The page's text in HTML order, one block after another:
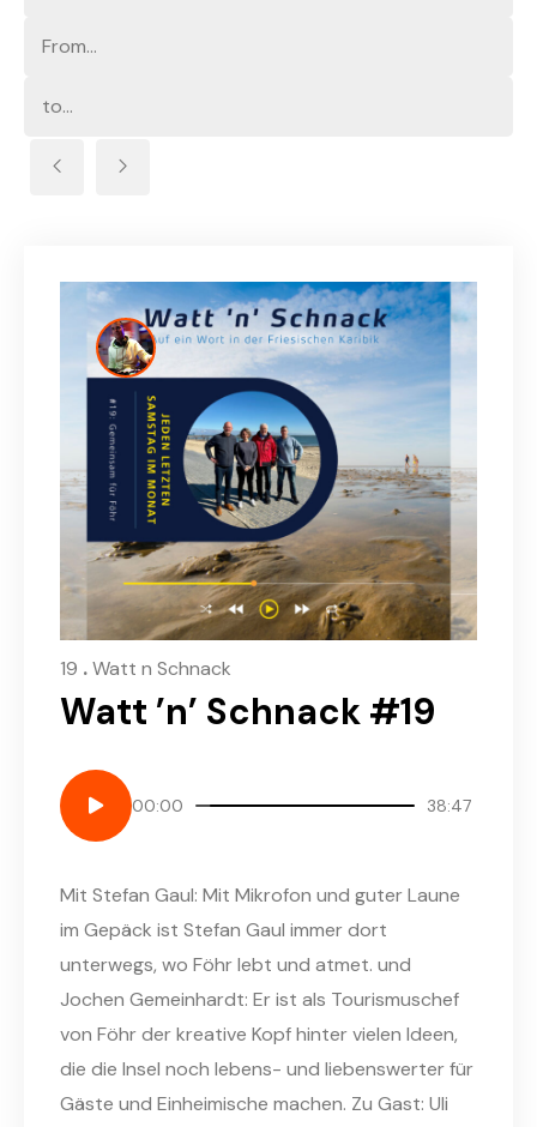
19 .Watt n Schnack
Watt ’n’ Schnack #19
00:00 38:47
Mit Stefan Gaul: Mit Mikrofon und guter Laune
im Gepäck ist Stefan Gaul immer dort
unterwegs, wo Föhr lebt und atmet. und
Jochen Gemeinhardt: Er ist als Tourismuschef
von Föhr der kreative Kopf hinter vielen Ideen,
die die Insel noch lebens- und liebenswerter für
Gäste und Einheimische machen. Zu Gast: Uli